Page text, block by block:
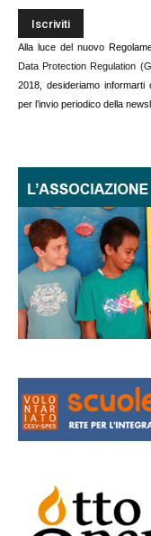
Alla luce del nuovo
Data Protection Regulation
2018, desideriamo
per l’invio periodico della